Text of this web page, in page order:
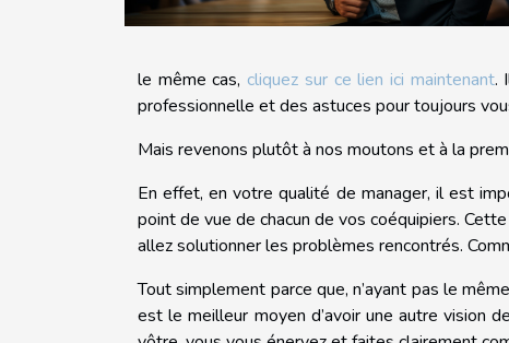
le même cas, cliquez sur ce lien ici maintenant.
professionnelle et des astuces pour toujours
Mais revenons plutôt à nos moutons et à la
En effet, en votre qualité de manager, il est
point de vue de chacun de vos coéquipiers.
allez solutionner les problèmes rencontrés.
Tout simplement parce que, n’ayant pas le
est le meilleur moyen d’avoir une autre vision